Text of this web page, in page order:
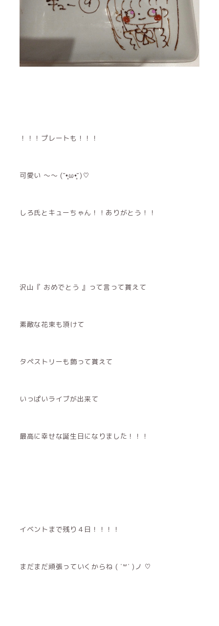
！！！プレートも！！！
可愛い 〜〜 (˘•̥ω•̥˘)♡
しろ氏とキューちゃん！！ありがとう！！
沢山『 おめでとう 』って言って貰えて
素敵な花束も頂けて
タペストリーも飾って貰えて
いっぱいライブが出来て
最高に幸せな誕生日になりました！！！
イベントまで残り４日！！！！
まだまだ頑張っていくからね ( ˙꒳˙ )ノ ♡